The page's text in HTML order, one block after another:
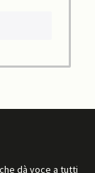
dà voce a tutti